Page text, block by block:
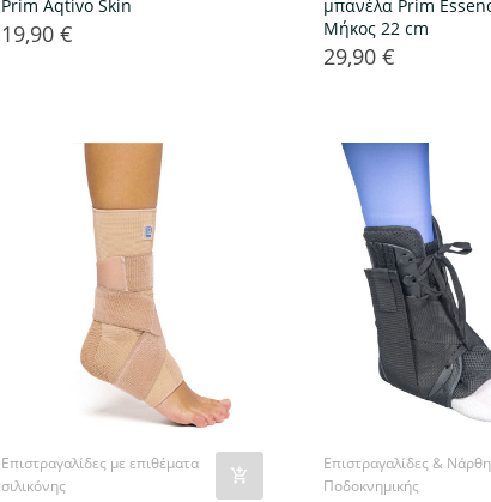
Prim Aqtivo Skin
Τιμή
19,90 €
μπανέλα Prim
Μήκος 22 cm
Τιμή
29,90 €
Επιστραγαλίδες με επιθέματα
σιλικόνης
Επιστραγαλίδες &
Ποδοκνημικής